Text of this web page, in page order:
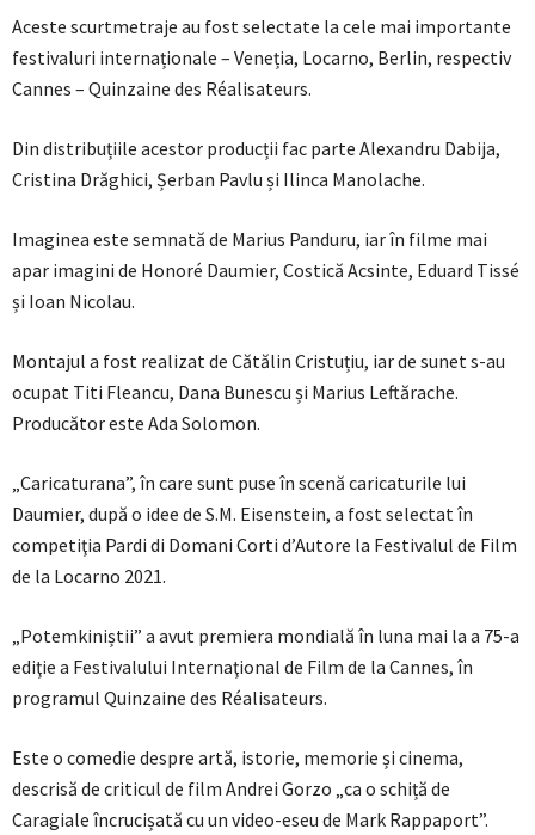
Aceste scurtmetraje au fost selectate la cele mai importante
festivaluri internaționale – Veneția, Locarno, Berlin, respectiv
Cannes – Quinzaine des Réalisateurs.
Din distribuțiile acestor producții fac parte Alexandru Dabija,
Cristina Drăghici, Șerban Pavlu și Ilinca Manolache.
Imaginea este semnată de Marius Panduru, iar în filme mai
apar imagini de Honoré Daumier, Costică Acsinte, Eduard Tissé
și Ioan Nicolau.
Montajul a fost realizat de Cătălin Cristuțiu, iar de sunet s-au
ocupat Titi Fleancu, Dana Bunescu și Marius Leftărache.
Producător este Ada Solomon.
„Caricaturana”, în care sunt puse în scenă caricaturile lui
Daumier, după o idee de S.M. Eisenstein, a fost selectat în
competiţia Pardi di Domani Corti d’Autore la Festivalul de Film
de la Locarno 2021.
„Potemkiniștii” a avut premiera mondială în luna mai la a 75-a
ediţie a Festivalului Internaţional de Film de la Cannes, în
programul Quinzaine des Réalisateurs.
Este o comedie despre artă, istorie, memorie și cinema,
descrisă de criticul de film Andrei Gorzo „ca o schiță de
Caragiale încrucișată cu un video-eseu de Mark Rappaport”.